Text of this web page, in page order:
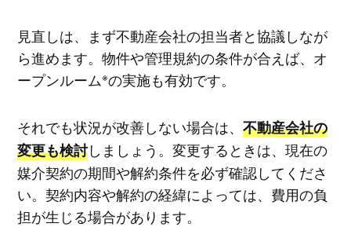
見直しは、まず不動産会社の担当者と協議しなが
ら進めます。物件や管理規約の条件が合えば、オ
ープンルーム※の実施も有効です。
それでも状況が改善しない場合は、 不動産会社の
変更も検討しましょう。変更するときは、現在の
媒介契約の期間や解約条件を必ず確認してくださ
い。契約内容や解約の経緯によっては、費用の負
担が生じる場合があります。